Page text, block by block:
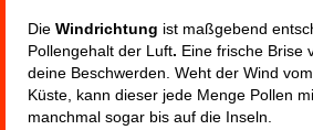
Die Windrichtung ist maßgebend
Pollengehalt der Luft. Eine frische Brise
deine Beschwerden. Weht der Wind
Küste, kann dieser jede Menge Pollen
manchmal sogar bis auf die Inseln.